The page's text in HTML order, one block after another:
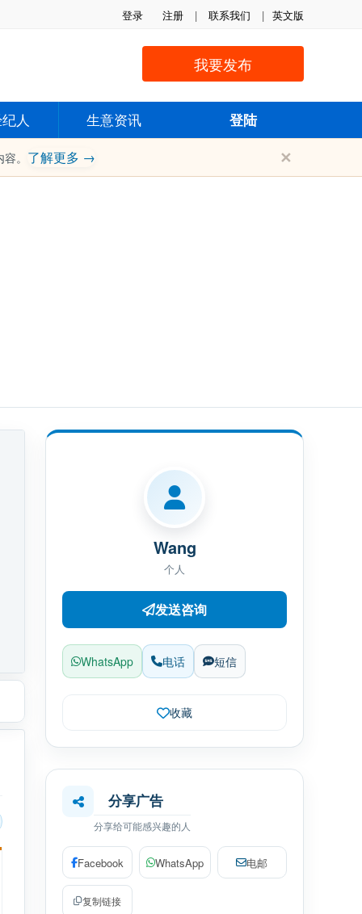
登录 注册 | 联系我们 | 英文版
我要发布
人 生意资讯 登陆
。 了解更多 → ✕
Wang
个人
发送咨询
WhatsApp 电话 短信
收藏
分享广告
分享给可能感兴趣的人
Facebook WhatsApp 电邮
复制链接